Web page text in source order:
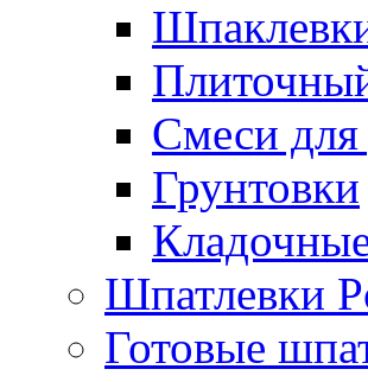
Смеси для
Грунтовки
Шпатлевки
Готовые